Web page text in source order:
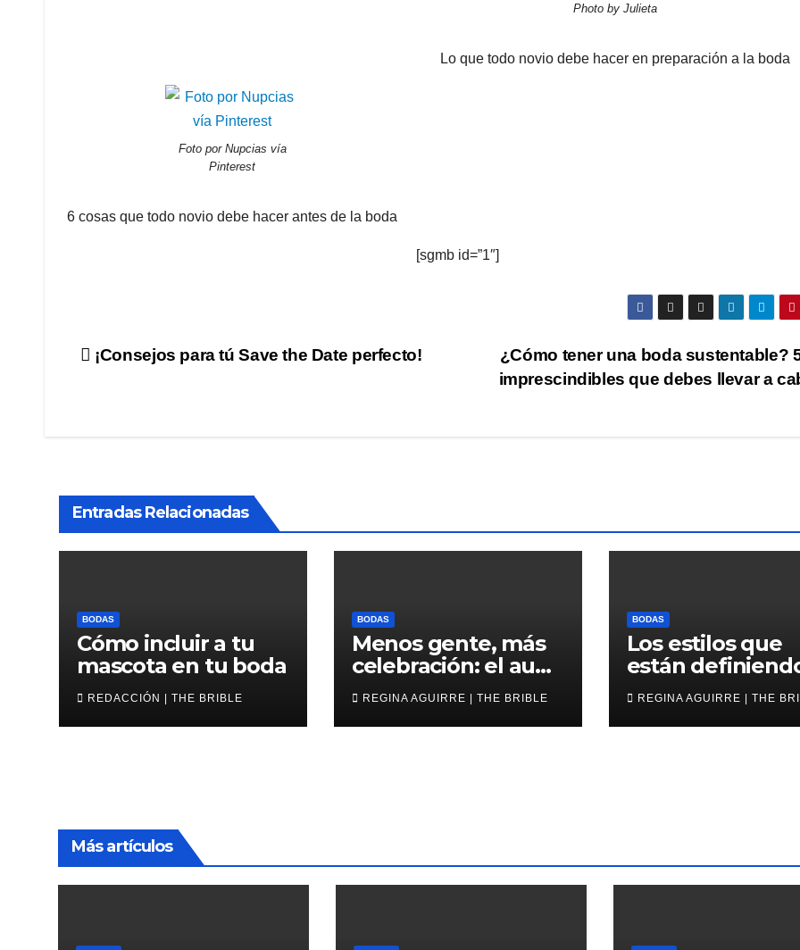
Photo by Julieta
Lo que todo novio debe hacer en preparación a la boda
Foto por Nupcias vía
Pinterest
6 cosas que todo novio debe hacer antes de la boda
[sgmb id=”1″]
Navegación
¿Cómo tener una boda sustentable?
imprescindibles que debes llevar a
¡Consejos para tú Save the Date perfecto!
Entradas Relacionadas
BODAS
Cómo incluir a tu
mascota en tu boda
REDACCIÓN | THE BRIBLE
BODAS
Menos gente, más
celebración: el auge
de la micro boda
REGINA AGUIRRE | THE BRIBLE
BODAS
Los estilos que
están
escena nupcial
REGINA AGUIRRE | THE
Más artículos